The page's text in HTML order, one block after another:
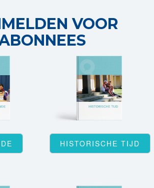
VOOR
HISTORISCHE TIJD